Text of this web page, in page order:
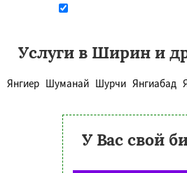
Услуги в Ширин и
Янгиер Шуманай Шурчи Янгиабад
У Вас свой